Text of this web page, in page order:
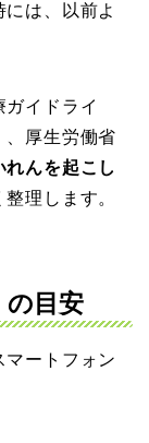
は、以前よ
イドライ
、厚生労働省
んを起こし
理します。
の目安
マートフォン